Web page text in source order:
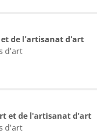
de l'artisanat d'art
d'art
et de l'artisanat d'art
d'art